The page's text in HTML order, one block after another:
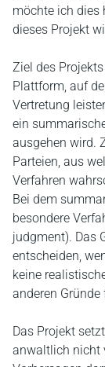
möchte ich dies
dieses Projekt
Ziel des
Plattform, auf
Vertretung
ein
ausgehen wird.
Parteien, aus
Verfahren
Bei dem
besondere
judgment). Das
entscheiden,
keine
anderen
Das Projekt
anwaltlich nicht